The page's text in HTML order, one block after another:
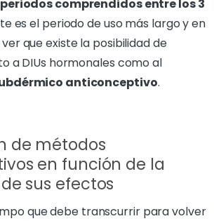
periodos comprendidos entre los 3
es el periodo de uso más largo y en
que existe la posibilidad de
a DIUs hormonales como al
anticonceptivo.
de métodos
en función de la
sus efectos
que debe transcurrir para volver